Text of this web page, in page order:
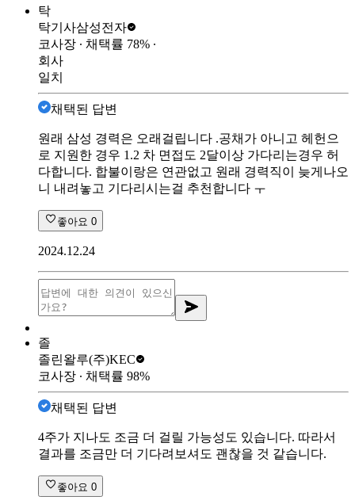
탁
탁기사삼성전자
코사장 ∙ 채택률 78% ∙
회사
일치
채택된 답변
원래 삼성 경력은 오래걸립니다 .공채가 아니고 헤헌으
로 지원한 경우 1.2 차 면접도 2달이상 가다리는경우 허
다합니다. 합불이랑은 연관없고 원래 경력직이 늦게나오
니 내려놓고 기다리시는걸 추천합니다 ㅜ
좋아요 0
2024.12.24
졸
졸린왈루(주)KEC
코사장 ∙ 채택률 98%
채택된 답변
4주가 지나도 조금 더 걸릴 가능성도 있습니다. 따라서
결과를 조금만 더 기다려보셔도 괜찮을 것 같습니다.
좋아요 0